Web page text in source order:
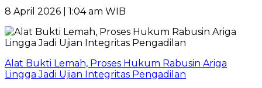
8 April 2026 | 1:04 am WIB
Alat Bukti Lemah, Proses Hukum Rabusin Ariga
Lingga Jadi Ujian Integritas Pengadilan